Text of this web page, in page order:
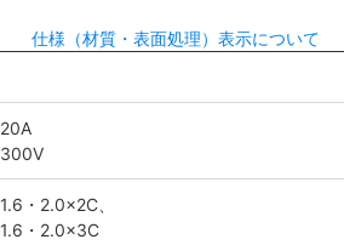
仕様（材質・表面処理）表示について
20A
300V
1.6・2.0×2C、
1.6・2.0×3C